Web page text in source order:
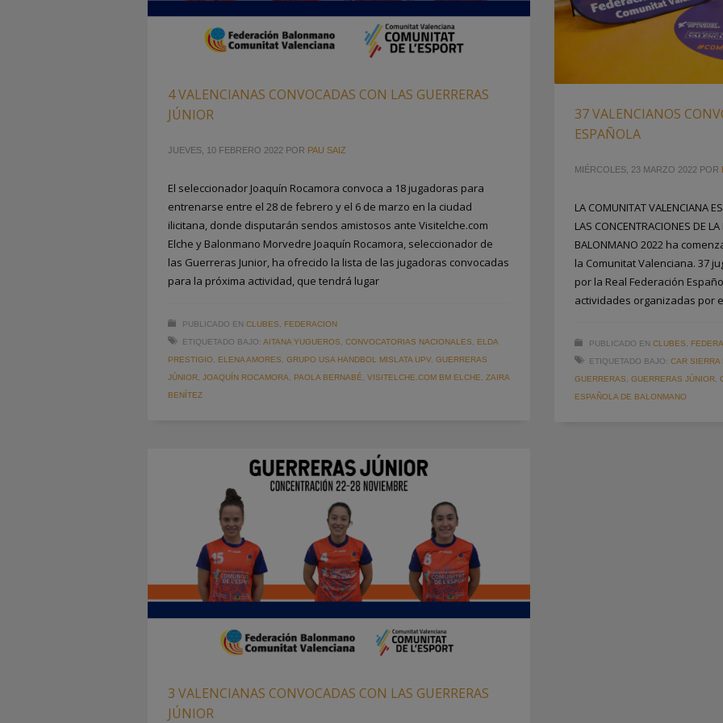
37 VALENCIANOS
ESPAÑOLA
MIÉRCOLES, 23 MARZO 2022 POR
LA COMUNITAT VALENCIANA
LAS CONCENTRACIONES DE
BALONMANO 2022 ha
la Comunitat Valenciana. 37
por la Real Federación
actividades organizadas por
PUBLICADO EN CLUBES
ETIQUETADO BAJO: CAR SIERRA
GUERRERAS
GUERRERAS JÚNIOR
ESPAÑOLA DE BALONMANO
4 VALENCIANAS CONVOCADAS CON LAS GUERRERAS
JÚNIOR
JUEVES, 10 FEBRERO 2022 POR PAU SAIZ
El seleccionador Joaquín Rocamora convoca a 18 jugadoras para
entrenarse entre el 28 de febrero y el 6 de marzo en la ciudad
ilicitana, donde disputarán sendos amistosos ante Visitelche.com
Elche y Balonmano Morvedre Joaquín Rocamora, seleccionador de
las Guerreras Junior, ha ofrecido la lista de las jugadoras convocadas
para la próxima actividad, que tendrá lugar
PUBLICADO EN CLUBES
FEDERACION
ETIQUETADO BAJO: AITANA YUGUEROS CONVOCATORIAS NACIONALES
ELDA
PRESTIGIO
ELENA AMORES GRUPO USA HANDBOL MISLATA UPV, GUERRERAS
JÚNIOR JOAQUÍN ROCAMORA PAOLA BERNABÉ VISITELCHE.COM BM ELCHE
ZAIRA
BENÍTEZ
3 VALENCIANAS CONVOCADAS CON LAS GUERRERAS
JÚNIOR